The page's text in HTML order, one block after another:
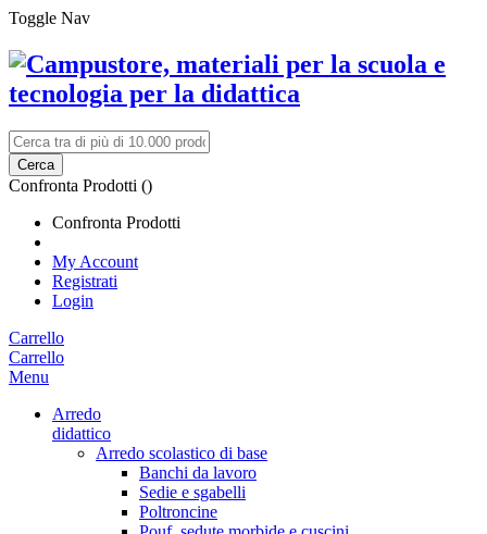
Toggle Nav
Cerca
Confronta Prodotti ()
Confronta Prodotti
My Account
Registrati
Login
Carrello
Carrello
Menu
Arredo
didattico
Arredo scolastico di base
Banchi da lavoro
Sedie e sgabelli
Poltroncine